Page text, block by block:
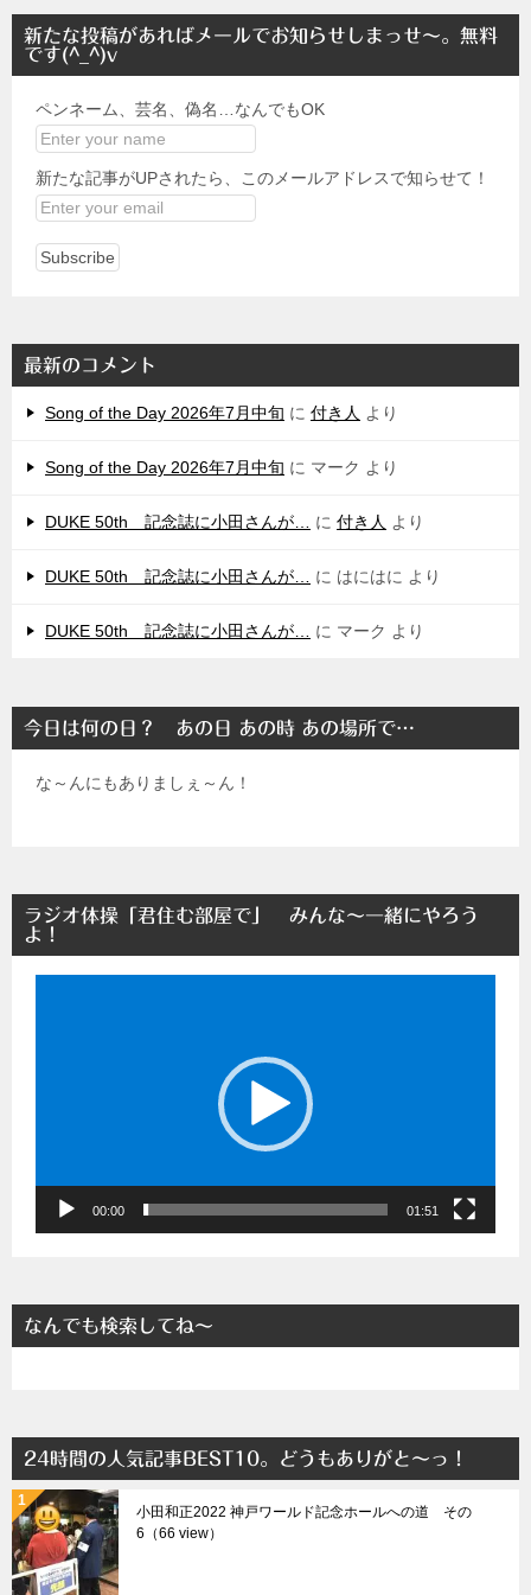
新たな投稿があればメールでお知らせしまっせ～。無料
です(^_^)v
ペンネーム、芸名、偽名…なんでもOK
新たな記事がUPされたら、このメールアドレスで知らせて！
最新のコメント
Song of the Day 2026年7月中旬 に 付き人 より
Song of the Day 2026年7月中旬 に マーク より
DUKE 50th 記念誌に小田さんが… に 付き人 より
DUKE 50th 記念誌に小田さんが… に はにはに より
DUKE 50th 記念誌に小田さんが… に マーク より
今日は何の日？ あの日 あの時 あの場所で…
な～んにもありましぇ～ん！
ラジオ体操「君住む部屋で」 みんな～一緒にやろう
よ！
00:00 01:51
なんでも検索してね～
24時間の人気記事BEST10。どうもありがと～っ！
小田和正2022 神戸ワールド記念ホールへの道 その
6（66 view）